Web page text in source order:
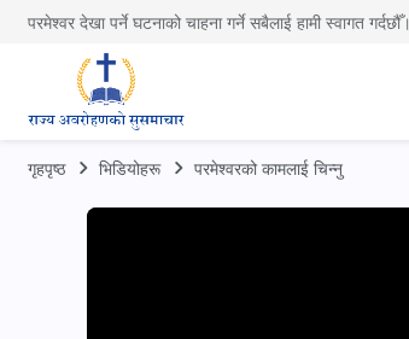
परमेश्वर देखा पर्ने घटनाको चाहना गर्ने सबैलाई हामी स्वागत गर्दछौँ।
गृहपृष्ठ भिडियोहरू परमेश्‍वरको कामलाई चिन्‍नु